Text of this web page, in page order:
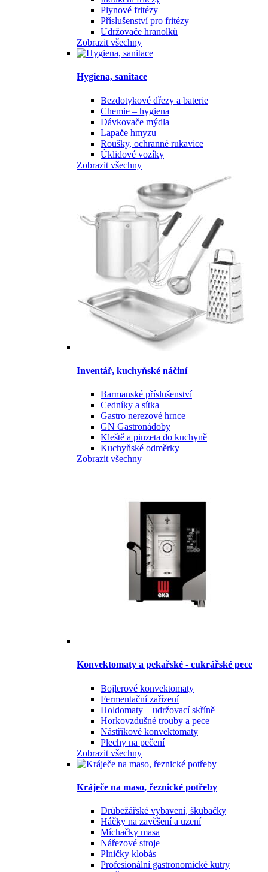
Plynové fritézy
Příslušenství pro fritézy
Udržovače hranolků
Zobrazit všechny
Hygiena, sanitace
Bezdotykové dřezy a baterie
Chemie – hygiena
Dávkovače mýdla
Lapače hmyzu
Roušky, ochranné rukavice
Úklidové vozíky
Zobrazit všechny
Inventář, kuchyňské náčiní
Barmanské příslušenství
Cedníky a sítka
Gastro nerezové hrnce
GN Gastronádoby
Kleště a pinzeta do kuchyně
Kuchyňské odměrky
Zobrazit všechny
Konvektomaty a pekařské - cukrářské pece
Bojlerové konvektomaty
Fermentační zařízení
Holdomaty – udržovací skříně
Horkovzdušné trouby a pece
Nástřikové konvektomaty
Plechy na pečení
Zobrazit všechny
Kráječe na maso, řeznické potřeby
Drůbežářské vybavení, škubačky
Háčky na zavěšení a uzení
Míchačky masa
Nářezové stroje
Plničky klobás
Profesionální gastronomické kutry